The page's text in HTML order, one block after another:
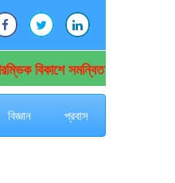
বিকাশে সমন্বিত উদ্যোগের আহ্বান
বিজ্ঞান প্রবাস